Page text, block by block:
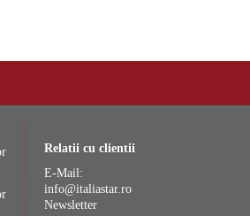
Relatii cu clientii
E-Mail:
info@italiastar.ro
Newsletter